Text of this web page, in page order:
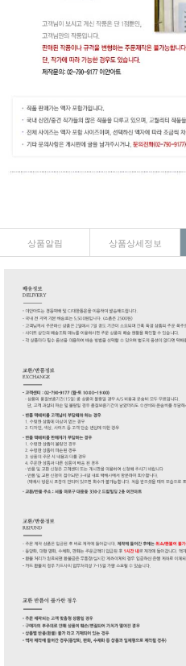
상품알림 상품상세정보